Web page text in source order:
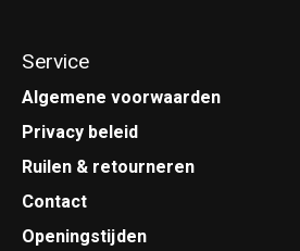
Service
Algemene voorwaarden
Privacy beleid
Ruilen & retourneren
Contact
Openingstijden